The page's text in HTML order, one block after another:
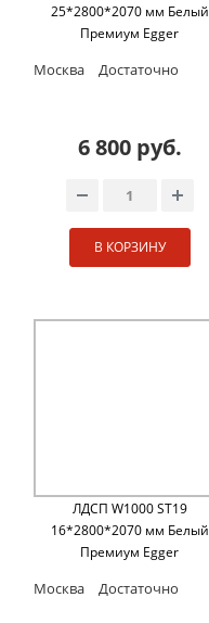
25*2800*2070 мм Белый
Премиум Egger
Москва Достаточно
6 800 руб.
В КОРЗИНУ
ЛДСП W1000 ST19
16*2800*2070 мм Белый
Премиум Egger
Москва Достаточно